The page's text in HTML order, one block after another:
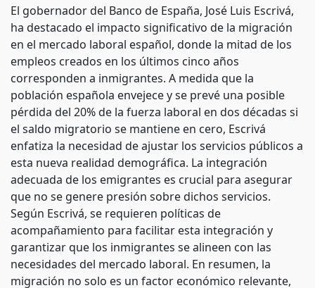
El gobernador del Banco de España, José Luis Escrivá,
ha destacado el impacto significativo de la migración
en el mercado laboral español, donde la mitad de los
empleos creados en los últimos cinco años
corresponden a inmigrantes. A medida que la
población española envejece y se prevé una posible
pérdida del 20% de la fuerza laboral en dos décadas si
el saldo migratorio se mantiene en cero, Escrivá
enfatiza la necesidad de ajustar los servicios públicos a
esta nueva realidad demográfica. La integración
adecuada de los emigrantes es crucial para asegurar
que no se genere presión sobre dichos servicios.
Según Escrivá, se requieren políticas de
acompañamiento para facilitar esta integración y
garantizar que los inmigrantes se alineen con las
necesidades del mercado laboral. En resumen, la
migración no solo es un factor económico relevante,